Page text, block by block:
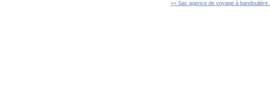
<< Sac agence de voyage à bandoulière...